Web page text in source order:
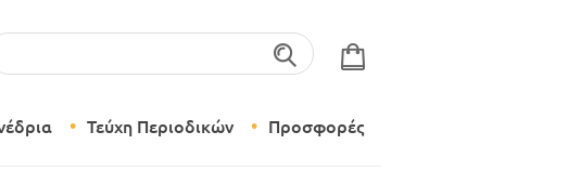
Τεύχη Περιοδικών Προσφορές